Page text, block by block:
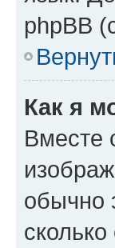
phpBB
Как я
Вместе
обычно